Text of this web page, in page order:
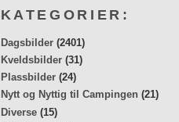
KATEGORIER:
Dagsbilder (2401)
Kveldsbilder (31)
Plassbilder (24)
Nytt og Nyttig til Campingen (21)
Diverse (15)